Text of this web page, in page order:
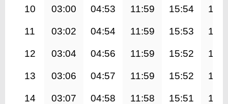
10 03:00 04:53 11:59 15:54
11 03:02 04:54 11:59 15:53
12 03:04 04:56 11:59 15:52
13 03:06 04:57 11:59 15:52
14 03:07 04:58 11:58 15:51